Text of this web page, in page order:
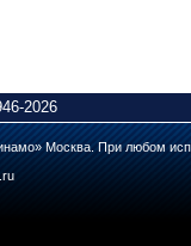
2026
Москва. При любом